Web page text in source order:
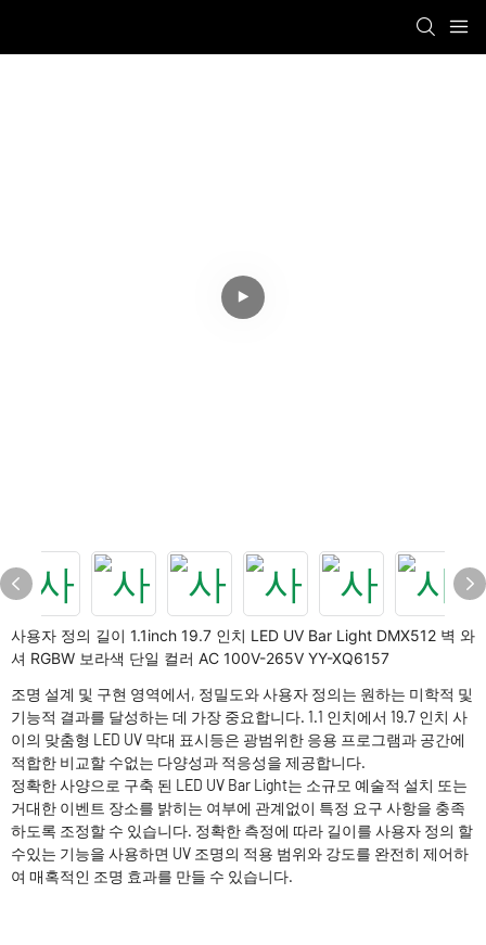
사용자 정의 길이 1.1inch 19.7 인치 LED UV Bar Light DMX512 벽 와
셔 RGBW 보라색 단일 컬러 AC 100V-265V YY-XQ6157
조명 설계 및 구현 영역에서, 정밀도와 사용자 정의는 원하는 미학적 및
기능적 결과를 달성하는 데 가장 중요합니다. 1.1 인치에서 19.7 인치 사
이의 맞춤형 LED UV 막대 표시등은 광범위한 응용 프로그램과 공간에
적합한 비교할 수없는 다양성과 적응성을 제공합니다.
정확한 사양으로 구축 된 LED UV Bar Light는 소규모 예술적 설치 또는
거대한 이벤트 장소를 밝히는 여부에 관계없이 특정 요구 사항을 충족
하도록 조정할 수 있습니다. 정확한 측정에 따라 길이를 사용자 정의 할
수있는 기능을 사용하면 UV 조명의 적용 범위와 강도를 완전히 제어하
여 매혹적인 조명 효과를 만들 수 있습니다.